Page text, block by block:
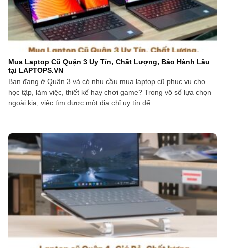
Mua Laptop Cũ Quận 3 Uy Tín, Chất Lượng, Bảo Hành Lâu
tại LAPTOPS.VN
Bạn đang ở Quận 3 và có nhu cầu mua laptop cũ phục vụ cho
học tập, làm việc, thiết kế hay chơi game? Trong vô số lựa chọn
ngoài kia, việc tìm được một địa chỉ uy tín để...